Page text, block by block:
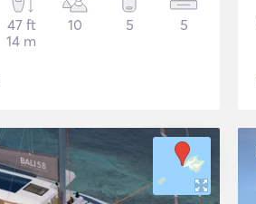
47 ft
14 m
10 5 5